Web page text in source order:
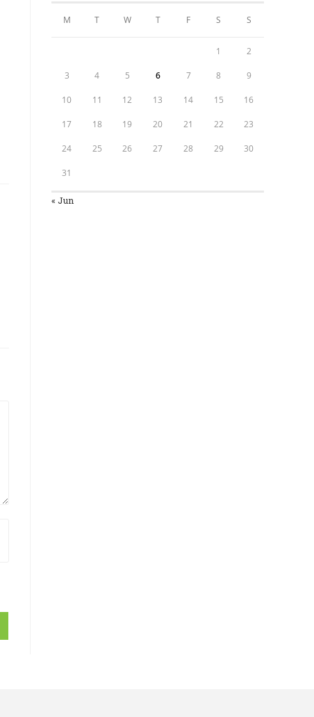
M T W T F S S
1 2
3 4 5 6 7 8 9
10 11 12 13 14 15 16
17 18 19 20 21 22 23
24 25 26 27 28 29 30
31
« Jun